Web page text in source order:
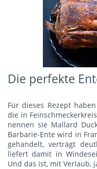
Die perfekte
Für dieses Rezept
die in
nennen sie Mallard
Barbarie-Ente wird in
gehandelt, verträgt
liefert damit in
Und das ist, mit Verlaub,